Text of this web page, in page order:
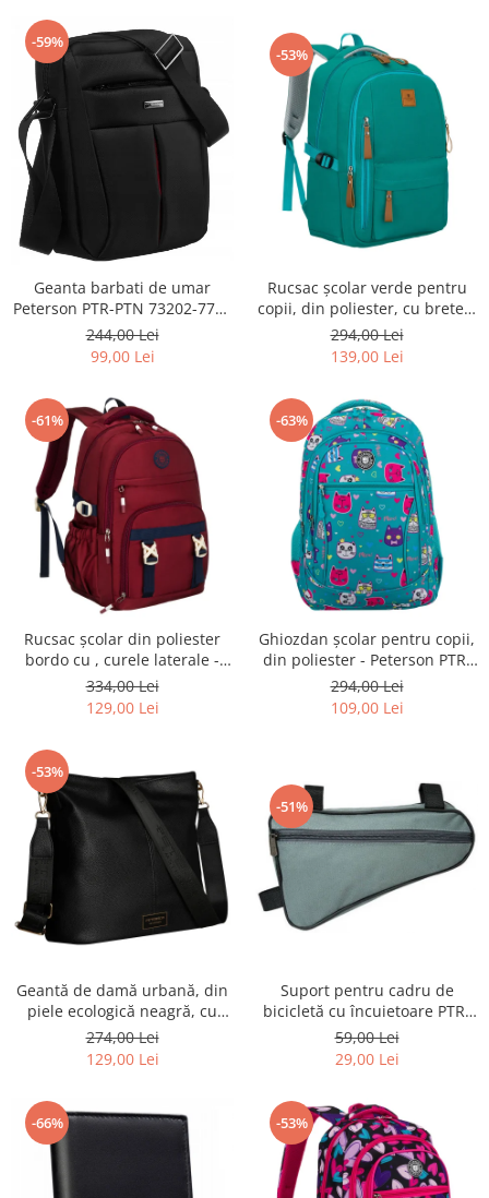
-59%
Geanta barbati de umar
Peterson PTR-PTN 73202-7738
BL
244,00 Lei
99,00 Lei
-53%
Rucsac școlar verde pentru
copii, din poliester, cu bretele
reglabile - Peterson PTR-PTN
BHX-01-9259 Gree
294,00 Lei
139,00 Lei
-61%
Rucsac școlar din poliester
bordo cu , curele laterale -
Peterson PTR-PTN 8594-1402
BORDO
334,00 Lei
129,00 Lei
-63%
Ghiozdan școlar pentru copii,
din poliester - Peterson PTR-
PTN BIEDRONKA G28
294,00 Lei
109,00 Lei
-53%
Geantă de damă urbană, din
piele ecologică neagră, cu
curea reglabilă - Peterson
PTR-PTN JK6-06-6642
274,00 Lei
129,00 Lei
-51%
Suport pentru cadru de
bicicletă cu încuietoare PTR-
AR-S-101
59,00 Lei
29,00 Lei
-66% -53%